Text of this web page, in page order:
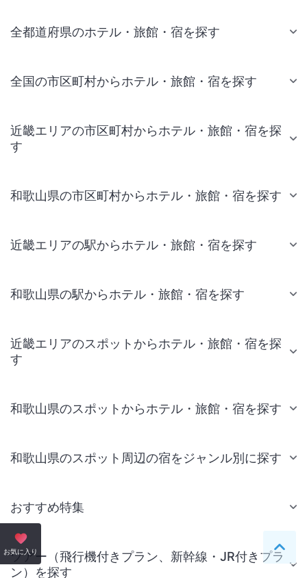
お気に入り ペー
全都道府県のホテル・旅館・宿を探す
全国の市区町村からホテル・旅館・宿を探す
近畿エリアの市区町村からホテル・旅館・宿を探
す
和歌山県の市区町村からホテル・旅館・宿を探す
近畿エリアの駅からホテル・旅館・宿を探す
和歌山県の駅からホテル・旅館・宿を探す
近畿エリアのスポットからホテル・旅館・宿を探
す
和歌山県のスポットからホテル・旅館・宿を探す
和歌山県のスポット周辺の宿をジャンル別に探す
おすすめ特集
ツアー（飛行機付きプラン、新幹線・JR付きプラ
ン）を探す